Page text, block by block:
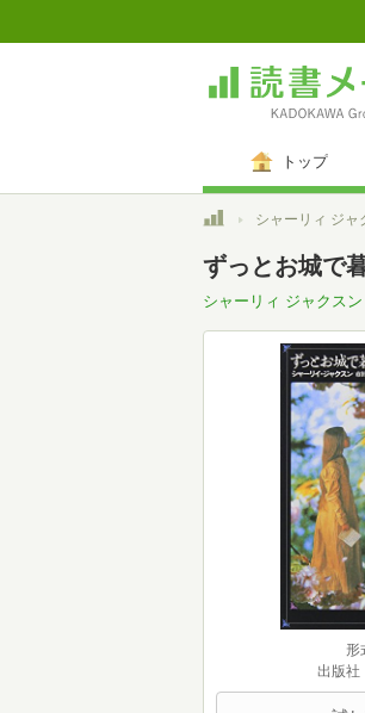
トップ
トップシャーリィ ジャ
ずっとお城で
シャーリィ ジャクスン
形
出版社